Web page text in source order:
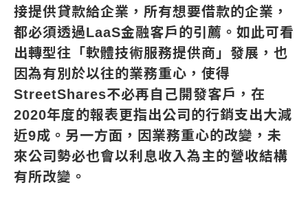
接提供貸款給企業，所有想要借款的企業，
都必須透過LaaS金融客戶的引薦。如此可看
出轉型往「軟體技術服務提供商」發展，也
因為有別於以往的業務重心，使得
StreetShares不必再自己開發客戶，在
2020年度的報表更指出公司的行銷支出大減
近9成。另一方面，因業務重心的改變，未
來公司勢必也會以利息收入為主的營收結構
有所改變。